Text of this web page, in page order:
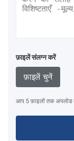
फ़ाइलें संलग्न करें
फ़ाइलें चुनें
आप 5 फ़ाइलों तक